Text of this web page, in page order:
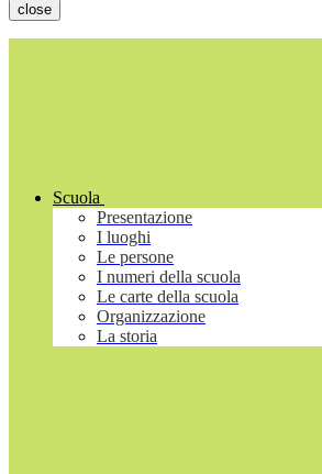
close
Scuola
Presentazione
I luoghi
Le persone
I numeri della scuola
Le carte della scuola
Organizzazione
La storia